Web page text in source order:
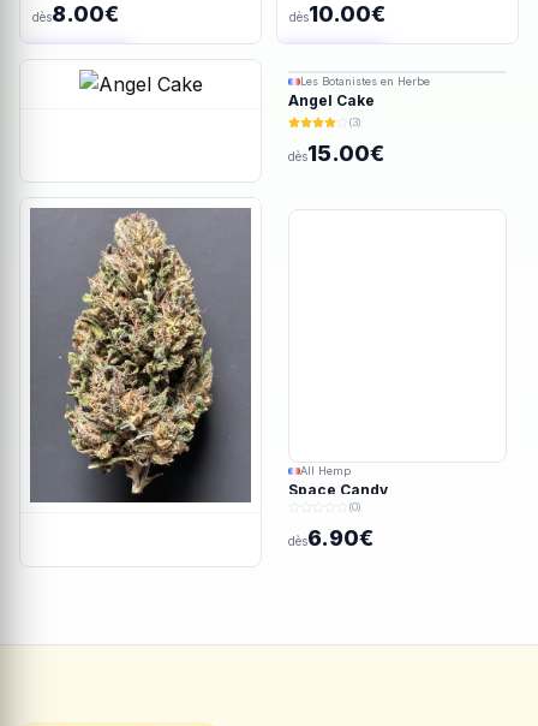
dès8.00€
Ajout rapide
dès10.00€
Les Botanistes en Herbe
Angel Cake
(3)
dès15.00€
All Hemp
Space Candy
(0)
dès6.90€